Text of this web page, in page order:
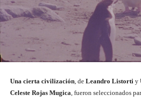
Una cierta civilización , de Leandro Listorti y
Celeste Rojas Mugica , fueron seleccionados